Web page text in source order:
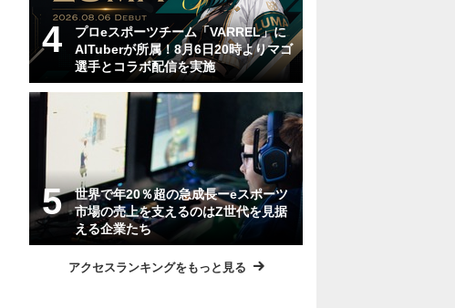
プロeスポーツチーム「VARREL」に
AITuberが所属！8月6日20時よりマゴ
選手とコラボ配信を実施
世界で年20％超の急成長ーeスポーツ
市場の売上を支えるのはZ世代を見据
える企業たち
アクセスランキングをもっと見る